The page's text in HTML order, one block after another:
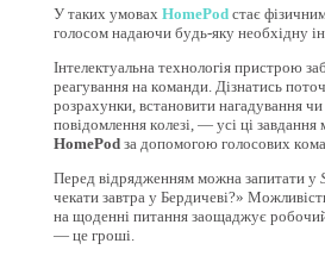
У таких умовах HomePodстає
голосом надаючи будь-яку необхідну
Інтелектуальна технологія пристрою
реагування на команди. Дізнатись
розрахунки, встановити нагадування
повідомлення колезі, — усі ці
HomePodза допомогою голосових
Перед відрядженням можна запитати у
чекати завтра у Бердичеві?»
на щоденні питання заощаджує
— це гроші.